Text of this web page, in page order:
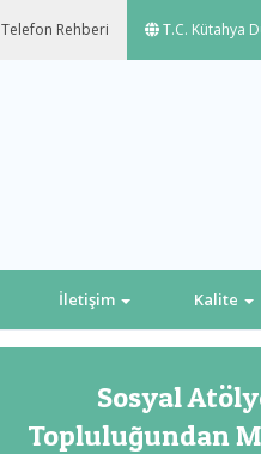
Telefon Rehberi T.C. Kütahya
İletişim Kalite
Sosyal
Topluluğundan